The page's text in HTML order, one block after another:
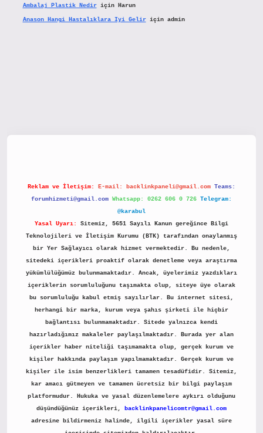
Ambalaj Plastik Nediriçin Harun
Anason Hangi Hastalıklara Iyi Geliriçin admin
Reklam ve İletişim: E-mail: backlinkpaneli@gmail.com Teams:
forumhizmeti@gmail.com Whatsapp: 0262 606 0 726 Telegram:
@karabul
Yasal Uyarı:
Sitemiz, 5651 Sayılı Kanun gereğince Bilgi
Teknolojileri ve İletişim Kurumu (BTK) tarafından onaylanmış
bir Yer Sağlayıcı olarak hizmet vermektedir. Bu nedenle,
sitedeki içerikleri proaktif olarak denetleme veya araştırma
yükümlülüğümüz bulunmamaktadır. Ancak, üyelerimiz yazdıkları
içeriklerin sorumluluğunu taşımakta olup, siteye üye olarak
bu sorumluluğu kabul etmiş sayılırlar. Bu internet sitesi,
herhangi bir marka, kurum veya şahıs şirketi ile hiçbir
bağlantısı bulunmamaktadır. Sitede yalnızca kendi
hazırladığımız makaleler paylaşılmaktadır. Burada yer alan
içerikler haber niteliği taşımamakta olup, gerçek kurum ve
kişiler hakkında paylaşım yapılmamaktadır. Gerçek kurum ve
kişiler ile isim benzerlikleri tamamen tesadüfidir. Sitemiz,
kar amacı gütmeyen ve tamamen ücretsiz bir bilgi paylaşım
platformudur. Hukuka ve yasal düzenlemelere aykırı olduğunu
düşündüğünüz içerikleri,
backlinkpanelicomtr@gmail.com
adresine bildirmeniz halinde, ilgili içerikler yasal süre